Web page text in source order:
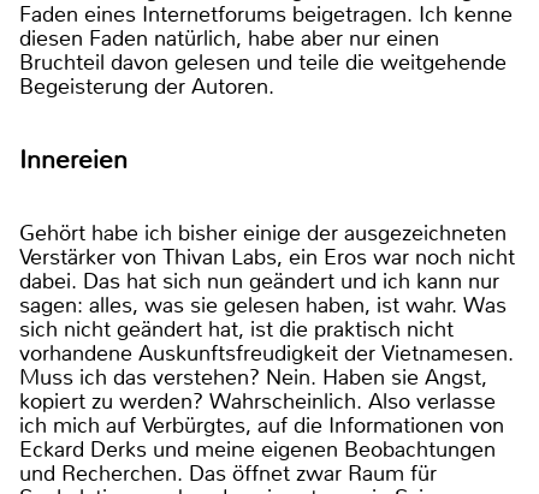
Faden eines Internetforums beigetragen. Ich kenne
diesen Faden natürlich, habe aber nur einen
Bruchteil davon gelesen und teile die weitgehende
Begeisterung der Autoren.
Innereien
Gehört habe ich bisher einige der ausgezeichneten
Verstärker von Thivan Labs, ein Eros war noch nicht
dabei. Das hat sich nun geändert und ich kann nur
sagen: alles, was sie gelesen haben, ist wahr. Was
sich nicht geändert hat, ist die praktisch nicht
vorhandene Auskunftsfreudigkeit der Vietnamesen.
Muss ich das verstehen? Nein. Haben sie Angst,
kopiert zu werden? Wahrscheinlich. Also verlasse
ich mich auf Verbürgtes, auf die Informationen von
Eckard Derks und meine eigenen Beobachtungen
und Recherchen. Das öffnet zwar Raum für